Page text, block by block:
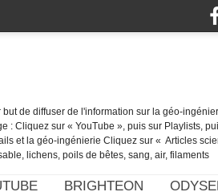
de diffuser de l'information sur la géo-
: Cliquez sur « YouTube », puis sur Playlists,
et la géo-ingénierie Cliquez sur « Articles
lichens, poils de bêtes, sang, air, filaments
BRIGHTEON